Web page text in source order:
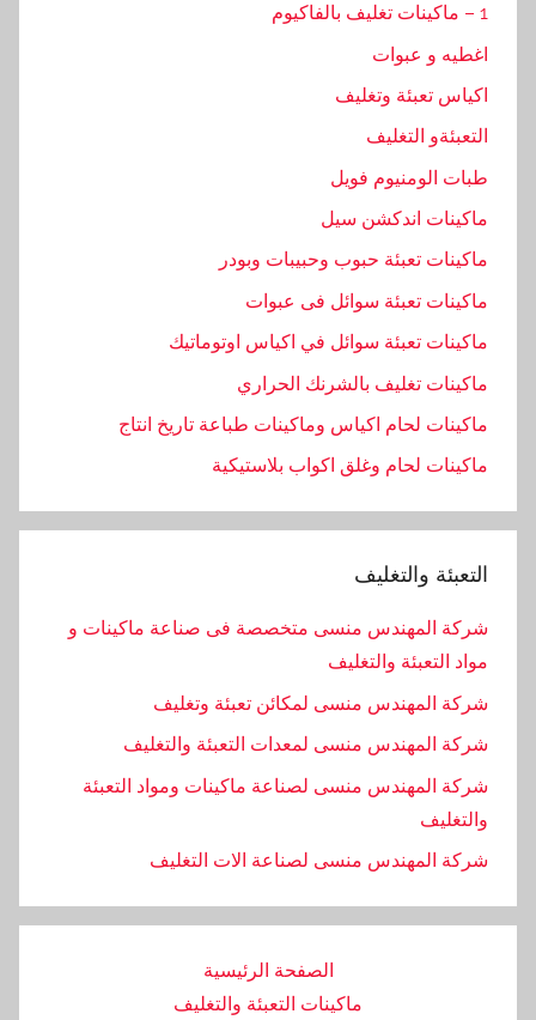
1 – ماكينات تغليف بالفاكيوم
اغطيه و عبوات
اكياس تعبئة وتغليف
التعبئةو التغليف
طبات الومنيوم فويل
ماكينات اندكشن سيل
ماكينات تعبئة حبوب وحبيبات وبودر
ماكينات تعبئة سوائل فى عبوات
ماكينات تعبئة سوائل في اكياس اوتوماتيك
ماكينات تغليف بالشرنك الحراري
ماكينات لحام اكياس وماكينات طباعة تاريخ انتاج
ماكينات لحام وغلق اكواب بلاستيكية
التعبئة والتغليف
شركة المهندس منسى متخصصة فى صناعة ماكينات و
مواد التعبئة والتغليف
شركة المهندس منسى لمكائن تعبئة وتغليف
شركة المهندس منسى لمعدات التعبئة والتغليف
شركة المهندس منسى لصناعة ماكينات ومواد التعبئة
والتغليف
‏شركة المهندس منسى لصناعة الات التغليف
الصفحة الرئيسية
ماكينات التعبئة والتغليف